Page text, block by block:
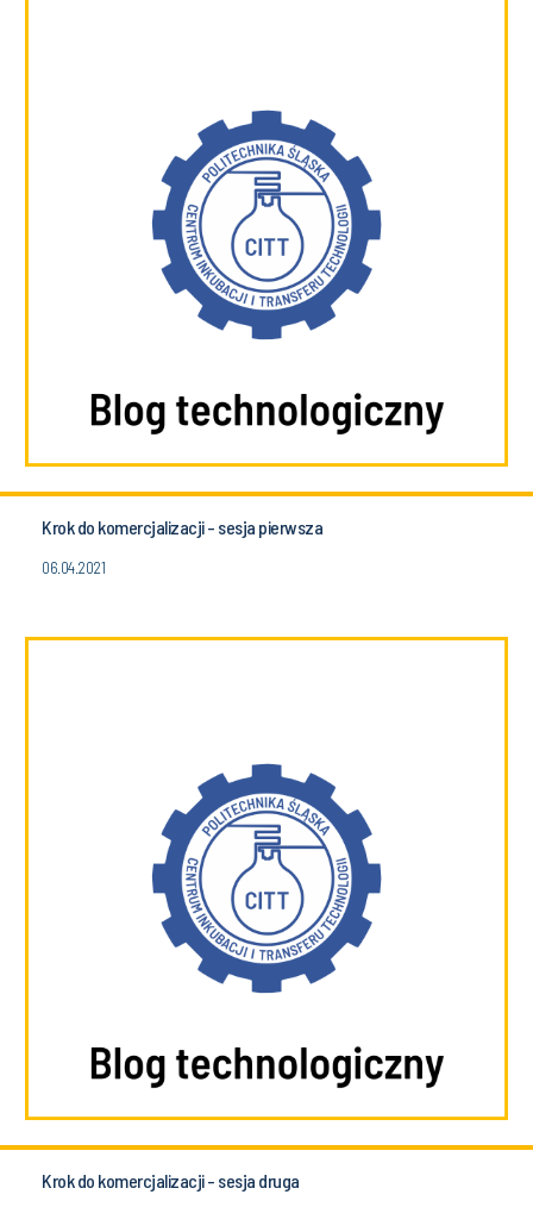
Krok do komercjalizacji - sesja pierwsza
06.04.2021
Krok do komercjalizacji - sesja druga